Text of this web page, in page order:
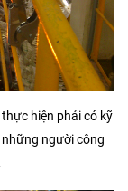
hiện phải có kỹ
người công